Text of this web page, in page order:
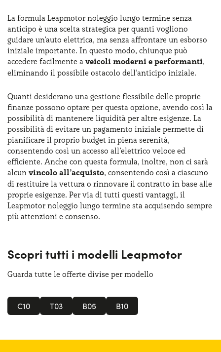
La formula Leapmotor noleggio lungo termine senza
anticipo è una scelta strategica per quanti vogliono
guidare un’auto elettrica, ma senza affrontare un esborso
iniziale importante. In questo modo, chiunque può
accedere facilmente a veicoli moderni e performanti,
eliminando il possibile ostacolo dell’anticipo iniziale.
Quanti desiderano una gestione flessibile delle proprie
finanze possono optare per questa opzione, avendo così la
possibilità di mantenere liquidità per altre esigenze. La
possibilità di evitare un pagamento iniziale permette di
pianificare il proprio budget in piena serenità,
consentendo così un accesso all’elettrico veloce ed
efficiente. Anche con questa formula, inoltre, non ci sarà
alcun vincolo all’acquisto, consentendo così a ciascuno
di restituire la vettura o rinnovare il contratto in base alle
proprie esigenze. Per via di tutti questi vantaggi, il
Leapmotor noleggio lungo termine sta acquisendo sempre
più attenzioni e consenso.
Scopri tutti i modelli Leapmotor
Guarda tutte le offerte divise per modello
C10 T03 B05 B10